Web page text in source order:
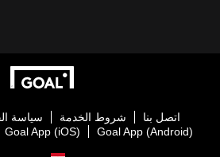
اتصل بنا شروط الخدمة سياسة
Goal App (Android)
Goal App (iOS)